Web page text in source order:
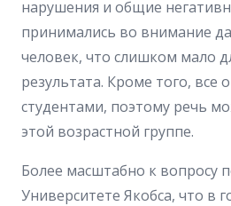
нарушения и общие
принимались во внимание
человек, что слишком мало
результата. Кроме того, все
студентами, поэтому речь
этой возрастной группе.
Более масштабно к вопросу
Университете Якобса, что в